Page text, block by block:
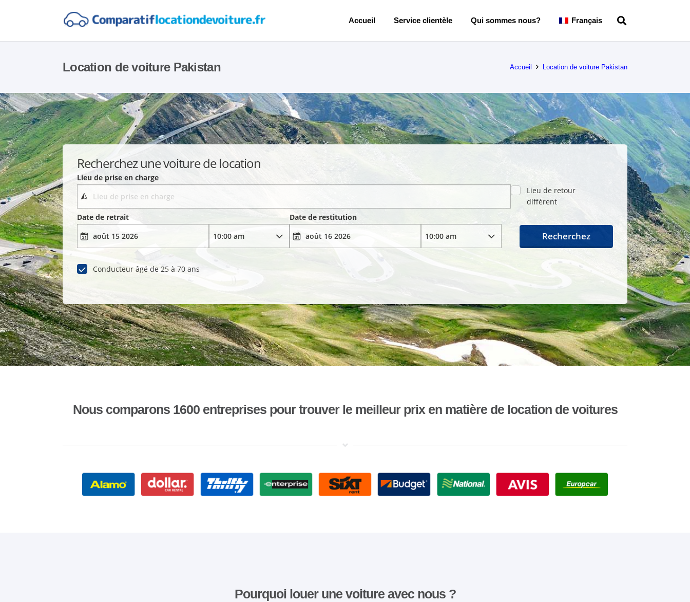
Accueil Service clientèle Qui sommes nous? Français
Location de voiture Pakistan Accueil Location de voiture Pakistan
Recherchez une voiture de location
Lieu de prise en charge
Lieu de retour
différent
Date de retrait
Date de restitution
Conducteur âgé de 25 à 70 ans
Recherchez
Nous comparons 1600 entreprises pour trouver le meilleur prix en matière de location de voitures
Pourquoi louer une voiture avec nous ?